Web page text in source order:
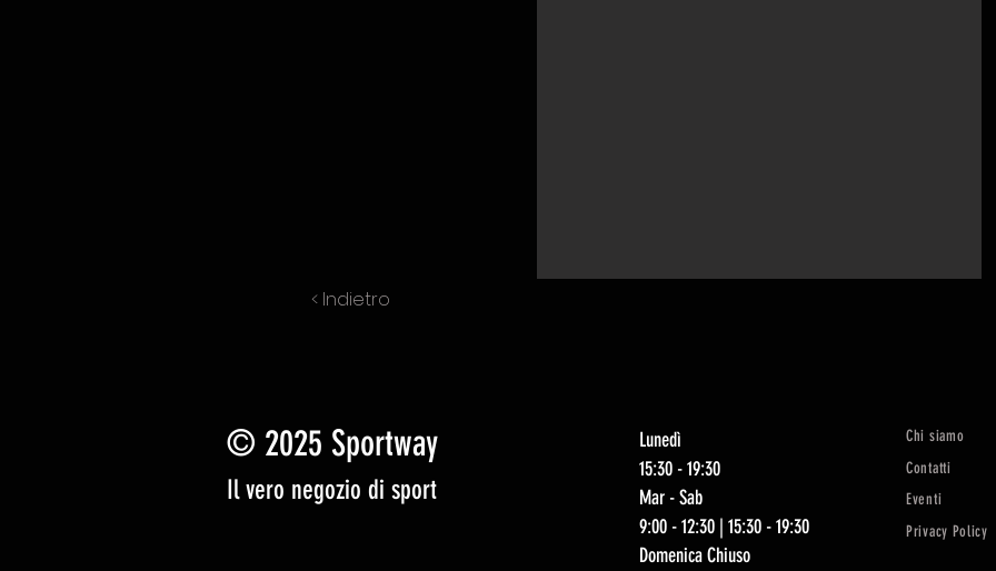
< Indietro
© 2025 Sportway
Il vero negozio di sport
Lunedì
15:30 - 19:30
Mar - Sab
9:00 - 12:30 | 15:30 - 19:30
Domenica Chiuso
Chi siamo
Contatti
Eventi
Privacy Policy